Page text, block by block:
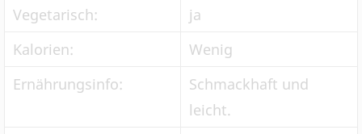
Vegetarisch:
ja
Kalorien:
Wenig
Ernährungsinfo:
Schmackhaft und
leicht.